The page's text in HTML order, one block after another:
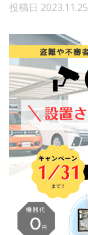
投稿日 2023.11.25